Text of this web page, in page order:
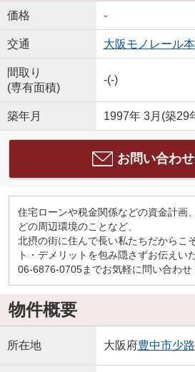
価格 -
交通 大阪モノレール
間取り
(専有面積)
-(-)
築年月 1997年 3月(築29
お問い合わ
住宅ローンや税金関係などの資金計画
どの周辺環境のことなど、
北摂の街に住んで長い私たちだからこ
ト・デメリットを包み隠さずお伝えい
06-6876-0705までお気軽に問い合わせ
物件概要
所在地 大阪府豊中市少路